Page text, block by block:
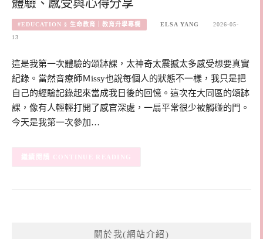
#EDUCATION § 生命教育｜教育升學專欄 ELSA YANG
2026-05-
13
這是我第一次體驗的頌缽課，太神奇太震撼太多感受想要真實
紀錄。當然音療師Ｍissy也說每個人的狀態不一樣，我只是把
自己的經驗記錄起來當成我日後的回憶。這次在大同區的頌缽
課，像有人輕輕打開了感官深處，一扇平常很少被觸碰的門。
今天是我第一次參加…
CONTINUE READING
關於我(網站介紹)